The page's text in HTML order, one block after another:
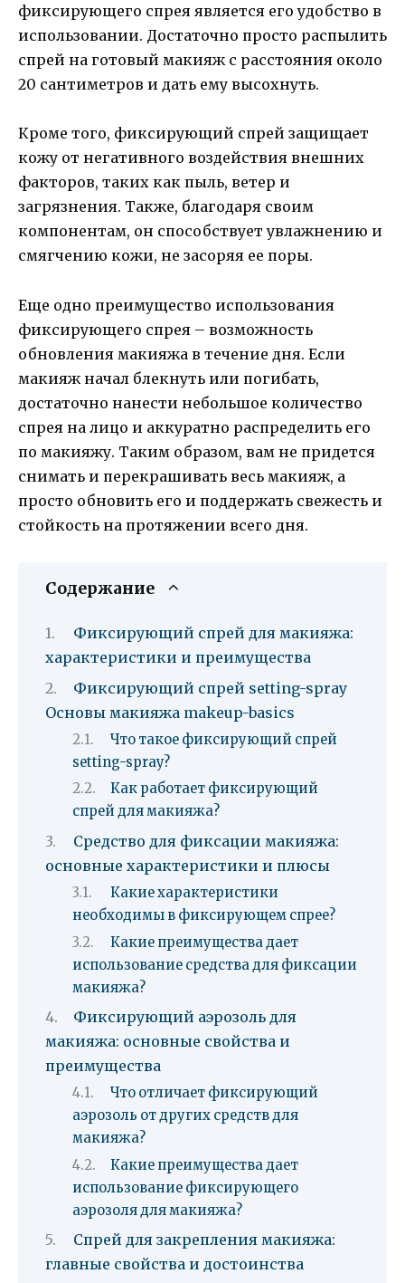
фиксирующего спрея является его удобство в
использовании. Достаточно просто распылить
спрей на готовый макияж с расстояния около
20 сантиметров и дать ему высохнуть.
Кроме того, фиксирующий спрей защищает
кожу от негативного воздействия внешних
факторов, таких как пыль, ветер и
загрязнения. Также, благодаря своим
компонентам, он способствует увлажнению и
смягчению кожи, не засоряя ее поры.
Еще одно преимущество использования
фиксирующего спрея – возможность
обновления макияжа в течение дня. Если
макияж начал блекнуть или погибать,
достаточно нанести небольшое количество
спрея на лицо и аккуратно распределить его
по макияжу. Таким образом, вам не придется
снимать и перекрашивать весь макияж, а
просто обновить его и поддержать свежесть и
стойкость на протяжении всего дня.
Содержание
Фиксирующий спрей для макияжа:
характеристики и преимущества
Фиксирующий спрей setting-spray
Основы макияжа makeup-basics
Что такое фиксирующий спрей
setting-spray?
Как работает фиксирующий
спрей для макияжа?
Средство для фиксации макияжа:
основные характеристики и плюсы
Какие характеристики
необходимы в фиксирующем спрее?
Какие преимущества дает
использование средства для фиксации
макияжа?
Фиксирующий аэрозоль для
макияжа: основные свойства и
преимущества
Что отличает фиксирующий
аэрозоль от других средств для
макияжа?
Какие преимущества дает
использование фиксирующего
аэрозоля для макияжа?
Спрей для закрепления макияжа:
главные свойства и достоинства